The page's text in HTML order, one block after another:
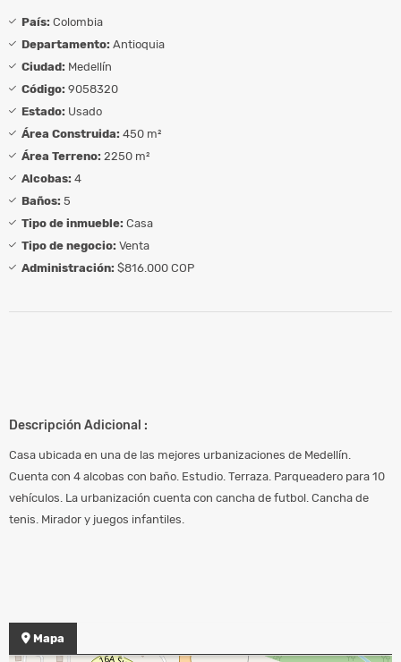
País: Colombia
Departamento: Antioquia
Ciudad: Medellín
Código: 9058320
Estado: Usado
Área Construida: 450 m²
Área Terreno: 2250 m²
Alcobas: 4
Baños: 5
Tipo de inmueble: Casa
Tipo de negocio: Venta
Administración: $816.000 COP
Descripción Adicional :
Casa ubicada en una de las mejores urbanizaciones de Medellín.
Cuenta con 4 alcobas con baño. Estudio. Terraza. Parqueadero para 10
vehículos. La urbanización cuenta con cancha de futbol. Cancha de
tenis. Mirador y juegos infantiles.
Mapa